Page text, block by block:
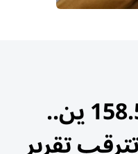
الدولار يرتفع إلى 158.5 ين..